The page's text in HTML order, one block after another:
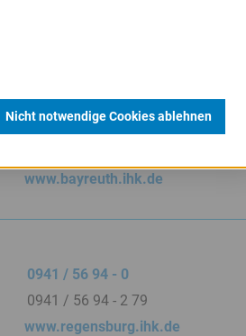
0921 / 88 6 - 0
www.bayreuth.ihk.de
0941 / 56 94 - 0
0941 / 56 94 - 2 79
www.regensburg.ihk.de
Nicht notwendige Cookies ablehnen